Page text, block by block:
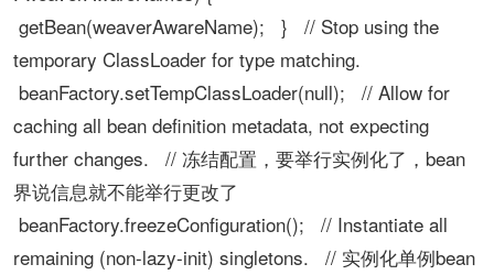
getBean(weaverAwareName); } // Stop using the
temporary ClassLoader for type matching.
beanFactory.setTempClassLoader(null); // Allow for
caching all bean definition metadata, not expecting
further changes. // 冻结配置，要举行实例化了，bean
界说信息就不能举行更改了
beanFactory.freezeConfiguration(); // Instantiate all
remaining (non-lazy-init) singletons. // 实例化单例bean